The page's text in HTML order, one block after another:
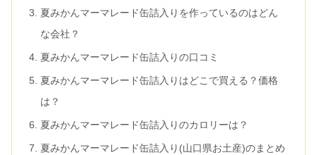
夏みかんマーマレード缶詰入りを作っているのはどん
な会社？
夏みかんマーマレード缶詰入りの口コミ
夏みかんマーマレード缶詰入りはどこで買える？価格
は？
夏みかんマーマレード缶詰入りのカロリーは？
夏みかんマーマレード缶詰入り(山口県お土産)のまとめ